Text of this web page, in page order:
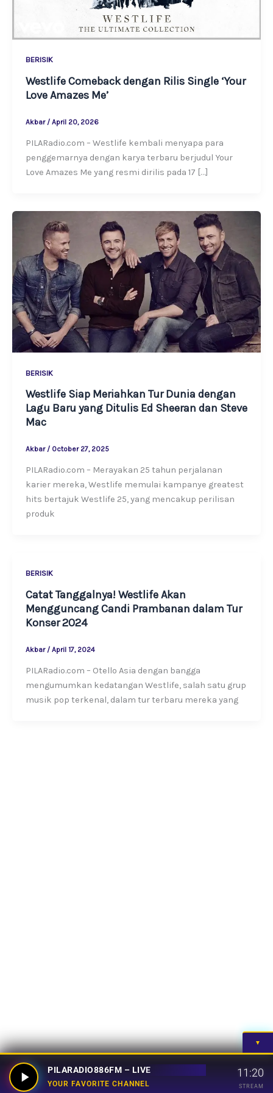
BERISIK
Westlife Comeback dengan Rilis Single ‘Your
Love Amazes Me’
Akbar / April 20, 2026
PILARadio.com – Westlife kembali menyapa para
penggemarnya dengan karya terbaru berjudul Your
Love Amazes Me yang resmi dirilis pada 17 […]
BERISIK
Westlife Siap Meriahkan Tur Dunia dengan
Lagu Baru yang Ditulis Ed Sheeran dan Steve
Mac
Akbar / October 27, 2025
PILARadio.com – Merayakan 25 tahun perjalanan
karier mereka, Westlife memulai kampanye greatest
hits bertajuk Westlife 25, yang mencakup perilisan
produk
BERISIK
Catat Tanggalnya! Westlife Akan
Mengguncang Candi Prambanan dalam Tur
Konser 2024
Akbar / April 17, 2024
PILARadio.com – Otello Asia dengan bangga
mengumumkan kedatangan Westlife, salah satu grup
musik pop terkenal, dalam tur terbaru mereka yang
▼
PILARADIO886FM – LIVE
YOUR FAVORITE CHANNEL
11:20
STREAM